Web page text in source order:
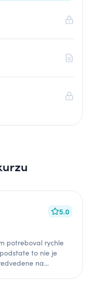
5.0
potreboval rychle
to nie je
na